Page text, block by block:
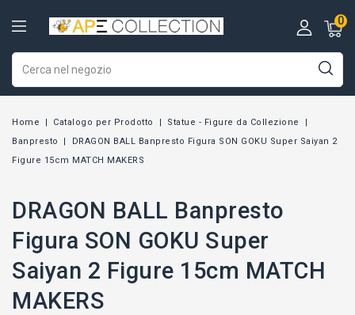
0
Home Catalogo per Prodotto
Statue - Figure da Collezione
Banpresto
DRAGON BALL Banpresto Figura SON GOKU Super Saiyan 2
Figure 15cm MATCH MAKERS
DRAGON BALL Banpresto
Figura SON GOKU Super
Saiyan 2 Figure 15cm MATCH
MAKERS